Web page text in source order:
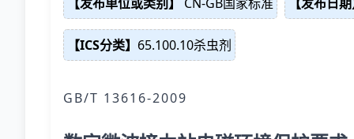
【ICS分类】 65.100.10杀虫剂
GB/T 13616-2009